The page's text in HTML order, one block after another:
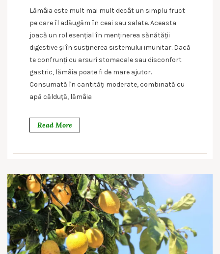
Lămâia este mult mai mult decât un simplu fruct
pe care îl adăugăm în ceai sau salate. Aceasta
joacă un rol esențial în menținerea sănătății
digestive și în susținerea sistemului imunitar. Dacă
te confrunți cu arsuri stomacale sau disconfort
gastric, lămâia poate fi de mare ajutor.
Consumată în cantități moderate, combinată cu
apă călduță, lămâia
Read More